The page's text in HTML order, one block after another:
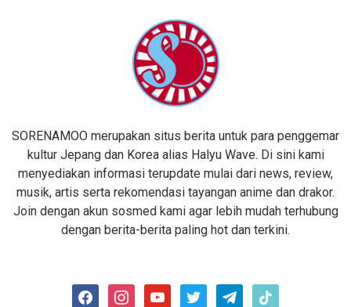
SORENAMOO merupakan situs berita untuk para penggemar
kultur Jepang dan Korea alias Halyu Wave. Di sini kami
menyediakan informasi terupdate mulai dari news, review,
musik, artis serta rekomendasi tayangan anime dan drakor.
Join dengan akun sosmed kami agar lebih mudah terhubung
dengan berita-berita paling hot dan terkini.
facebookinstagramyoutubetwitter telegramtiktok